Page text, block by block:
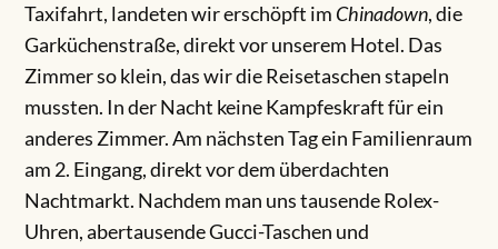
Taxifahrt, landeten wir erschöpft im Chinadown, die
Garküchenstraße, direkt vor unserem Hotel. Das
Zimmer so klein, das wir die Reisetaschen stapeln
mussten. In der Nacht keine Kampfeskraft für ein
anderes Zimmer. Am nächsten Tag ein Familienraum
am 2. Eingang, direkt vor dem überdachten
Nachtmarkt. Nachdem man uns tausende Rolex-
Uhren, abertausende Gucci-Taschen und